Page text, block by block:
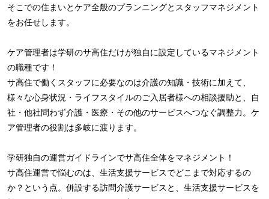
そこでの住まいとケア全般のプランニングとスタッフマネジメント
をお任せします。
ケア管理者は学研のサ高住だけが独自に設定しているマネジメント
の職種です！
サ高住で働くスタッフに必要なのは介護の知識・技術に加えて、
様々な心身状況・ライフスタイルのご入居者様への相談援助と、自
社・他社問わず介護・医療・その他のサービスへつなぐ調整力。ケ
ア管理者の役割は多岐に渡ります。
学研独自の運営ガイドラインでサ高住全体をマネジメント！
サ高住運営で悩むのは、生活支援サービスでどこまで対応するの
か？という点。併設する訪問介護サービスと、生活支援サービスを